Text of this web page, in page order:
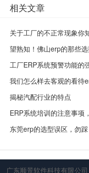
相关文章
关于工厂的不正常现象你
望熟知！佛山erp的那些
工厂ERP系统预警功能的
我们怎么样去客观的看待
揭秘汽配行业的特点
ERP系统培训的注意事项
东莞erp的选型误区，勿踩
广东顺景软件科技有限公